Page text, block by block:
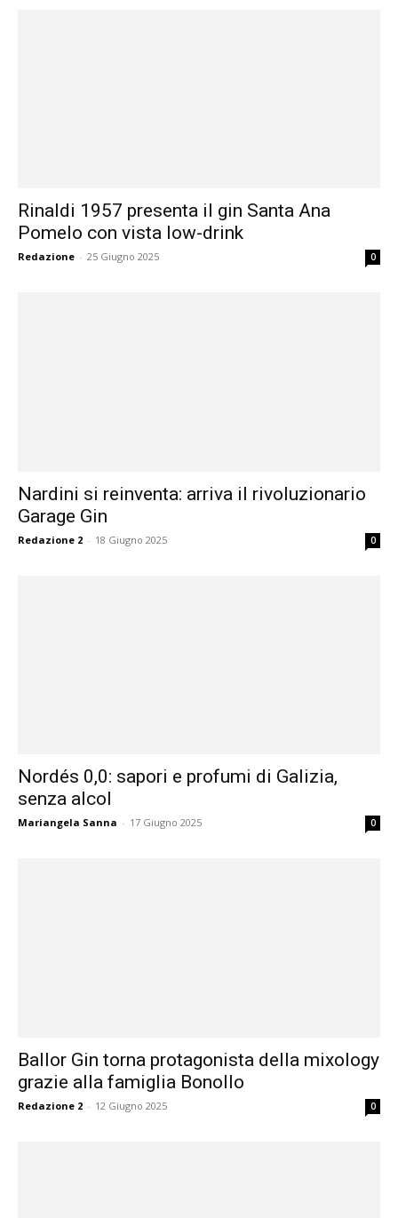
Rinaldi 1957 presenta il gin Santa Ana
Pomelo con vista low-drink
Redazione - 25 Giugno 2025 0
Nardini si reinventa: arriva il rivoluzionario
Garage Gin
Redazione 2 - 18 Giugno 2025 0
Nordés 0,0: sapori e profumi di Galizia,
senza alcol
Mariangela Sanna - 17 Giugno 2025 0
Ballor Gin torna protagonista della mixology
grazie alla famiglia Bonollo
Redazione 2 - 12 Giugno 2025 0